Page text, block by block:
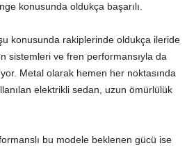
konusunda oldukça başarılı.
konusunda rakiplerinde oldukça ileride
sistemleri ve fren performansıyla da
Metal olarak hemen her noktasında
elektrikli sedan, uzun ömürlülük
bu modele beklenen gücü ise